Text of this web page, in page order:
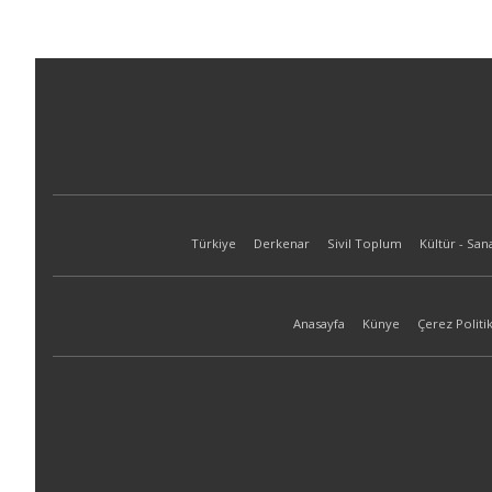
Türkiye Derkenar Sivil Toplum Kültür -
Anasayfa Künye Çerez